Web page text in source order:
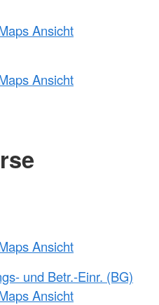
Ansicht
Ansicht
Ansicht
und Betr.-Einr. (BG)
Ansicht